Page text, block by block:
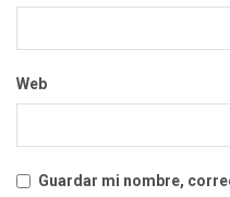
Web
Guardar mi nombre,